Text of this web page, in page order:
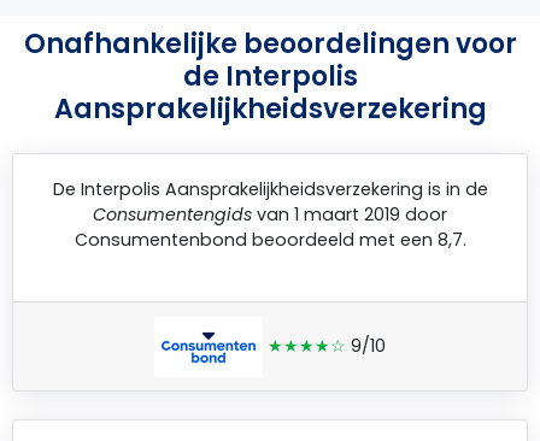
Onafhankelijke beoordelingen voor
de Interpolis
Aansprakelijkheidsverzekering
De Interpolis Aansprakelijkheidsverzekering is in de
Consumentengids van 1 maart 2019 door
Consumentenbond beoordeeld met een 8,7.
★★★★☆ 9/10